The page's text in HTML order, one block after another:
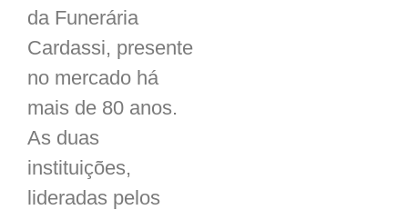
da Funerária
Cardassi, presente
no mercado há
mais de 80 anos.
As duas
instituições,
lideradas pelos